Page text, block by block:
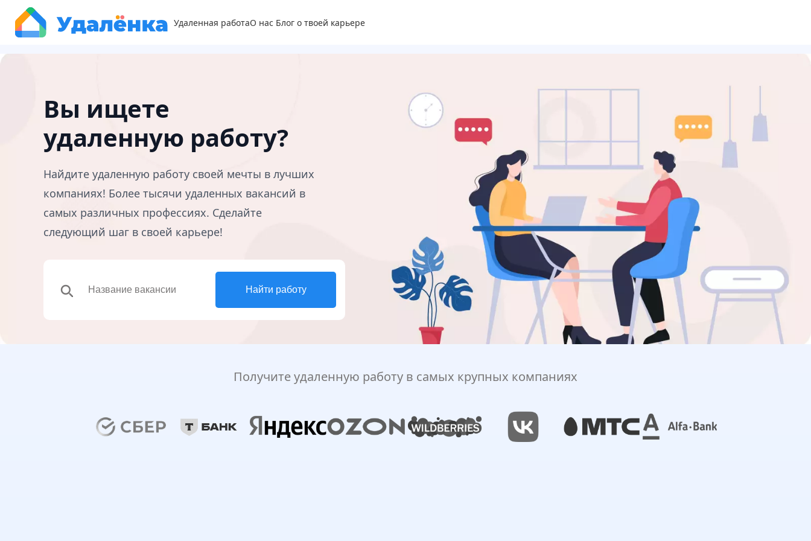
Удаленная работаО нас Блог о твоей карьере
Вы ищете
удаленную работу?
Найдите удаленную работу своей мечты в лучших
компаниях! Более тысячи удаленных вакансий в
самых различных профессиях. Сделайте
следующий шаг в своей карьере!
search Найти работу
Получите удаленную работу в самых крупных компаниях